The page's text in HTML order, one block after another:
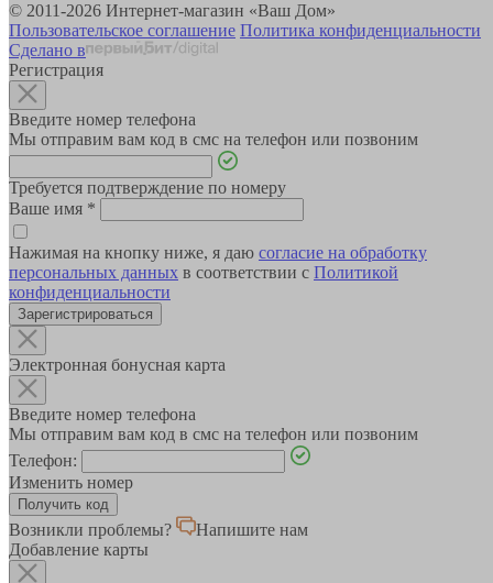
© 2011-2026 Интернет-магазин «Ваш Дом»
Пользовательское соглашение Политика конфиденциальности
Сделано в
Регистрация
Введите номер телефона
Мы отправим вам код в смс на телефон или позвоним
Требуется подтверждение по номеру
Ваше имя *
Нажимая на кнопку ниже, я даю согласие на обработку
персональных данных в соответствии с Политикой
конфиденциальности
Зарегистрироваться
Электронная бонусная карта
Введите номер телефона
Мы отправим вам код в смс на телефон или позвоним
Телефон:
Изменить номер
Возникли проблемы?
Напишите нам
Добавление карты